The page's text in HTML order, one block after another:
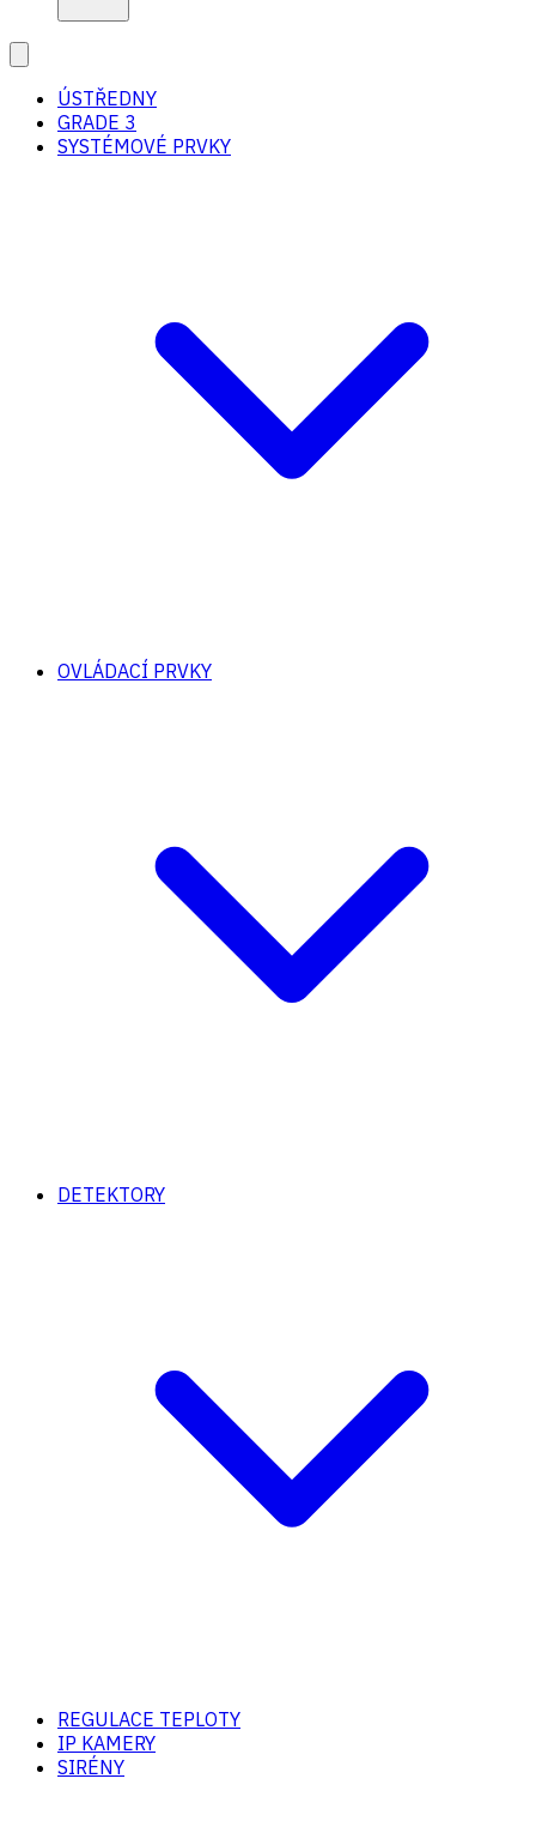
ÚSTŘEDNY
GRADE 3
SYSTÉMOVÉ PRVKY
OVLÁDACÍ PRVKY
DETEKTORY
REGULACE TEPLOTY
IP KAMERY
SIRÉNY